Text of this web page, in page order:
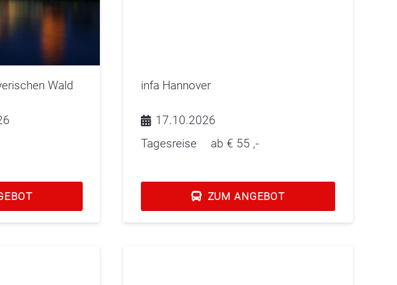
Wald infa Hannover
17.10.2026
Tagesreise
ab € 55 ,-
ZUM ANGEBOT